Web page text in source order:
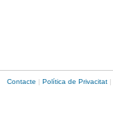
Contacte | Política de Privacitat |